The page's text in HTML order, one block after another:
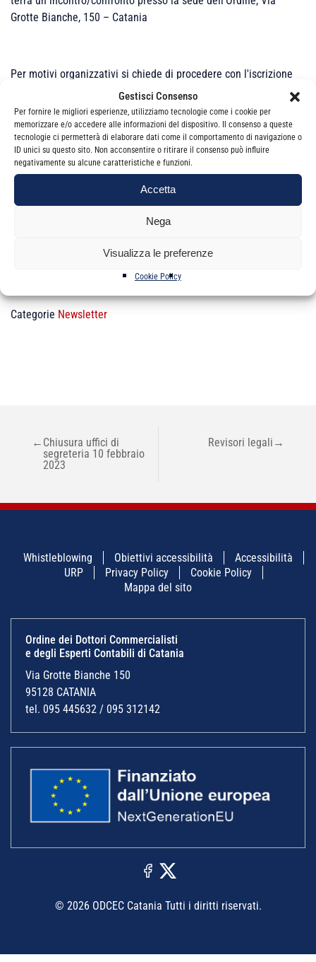
Gestisci Consenso
Per fornire le migliori esperienze, utilizziamo tecnologie come i cookie per
memorizzare e/o accedere alle informazioni del dispositivo. Il consenso a queste
tecnologie ci permetterà di elaborare dati come il comportamento di navigazione o
ID unici su questo sito. Non acconsentire o ritirare il consenso può influire
negativamente su alcune caratteristiche e funzioni.
Accetta
Nega
Visualizza le preferenze
Cookie Policy
Grotte Bianche, 150 – Catania
Per motivi organizzativi si chiede di procedere con l'iscrizione
solo se sicuri di partecipare
L'INCONTRO NON E' VALIDO AI FINI DELLA FPC
Per visualizzare la pagina e partecipare all'incontroclicca qui
Categorie Newsletter
NAVIGAZIONE
ARTICOLI
← Chiusura uffici di
segreteria 10 febbraio
2023
Revisori legali →
Whistleblowing Obiettivi accessibilità
Accessibilità
URP
Privacy Policy
Cookie Policy
Mappa del sito
Ordine dei Dottori Commercialisti
e degli Esperti Contabili di Catania
Via Grotte Bianche 150
95128 CATANIA
tel. 095 445632 / 095 312142
© 2026 ODCEC Catania Tutti i diritti riservati.